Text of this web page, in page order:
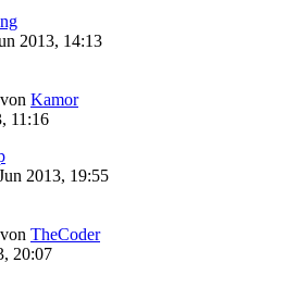
2013, 14:13
von Kamor
11:16
2013, 19:55
von TheCoder
20:07